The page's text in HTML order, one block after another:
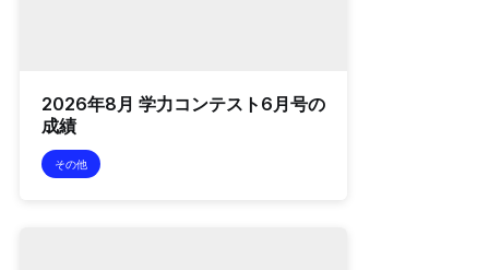
2026年8月 学力コンテスト6月号の
成績
その他